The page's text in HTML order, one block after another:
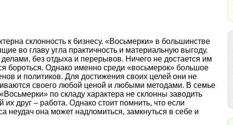
склонность к бизнесу. «Восьмерки» в большинстве
во главу угла практичность и материальную выгоду.
без отдыха и перерывов. Ничего не достается им
бороться. Однако именно среди «восьмерок» большое
и политиков. Для достижения своих целей они не
своего любой ценой и любыми методами. В семье
по складу характера не склонны заводить
друг – работа. Однако стоит помнить, что если
неудач она может надломиться, замкнуться в себе и